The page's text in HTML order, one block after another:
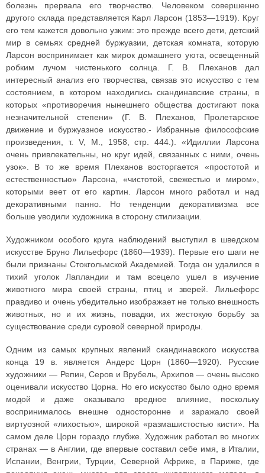
болезнь прервала его творчество. Человеком совершенно
другого склада представляется Карл Ларсон (1853—1919). Круг
его тем кажется довольно узким: это прежде всего дети, детский
мир в семьях средней буржуазии, детская комната, которую
Ларсон воспринимает как мирок домашнего уюта, освещенный
робким лучом чистенького солнца. Г. В. Плеханов дал
интересный анализ его творчества, связав это искусство с тем
состоянием, в котором находились скандинавские страны, в
которых «противоречия нынешнего общества достигают пока
незначительной степени» (Г. В. Плеханов, Пролетарское
движение и буржуазное искусство.- Избранные философские
произведения, т. V, М., 1958, стр. 444.). «Идиллии Ларсона
очень привлекательны, но круг идей, связанных с ними, очень
узок». В то же время Плеханов восторгается «простотой и
естественностью» Ларсона, «чистотой, свежестью и миром»,
которыми веет от его картин. Ларсон много работал и над
декоративными панно. Но тенденции декоративизма все
больше уводили художника в сторону стилизации.
Художником особого круга наблюдений выступил в шведском
искусстве Бруно Лильефорс (1860—1939). Первые его шаги не
были признаны Стокгольмской Академией. Тогда он удалился в
тихий уголок Лапландии и там всецело ушел в изучение
животного мира своей страны, птиц и зверей. Лильефорс
правдиво и очень убедительно изображает не только внешность
животных, но и их жизнь, повадки, их жестокую борьбу за
существование среди суровой северной природы.
Одним из самых крупных явлений скандинавского искусства
конца 19 в. является Андерс Цорн (1860—1920). Русские
художники — Репин, Серов и Врубель, Архипов — очень высоко
оценивали искусство Цорна. Но его искусство было одно время
модой и даже оказывало вредное влияние, поскольку
воспринималось внешне односторонне и заражало своей
виртуозной «лихостью», широкой «размашистостью кисти». На
самом деле Цорн гораздо глубже. Художник работал во многих
странах — в Англии, где впервые составил себе имя, в Италии,
Испании, Венгрии, Турции, Северной Африке, в Париже, где